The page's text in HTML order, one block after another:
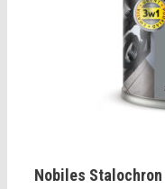
Nobiles Stalochron